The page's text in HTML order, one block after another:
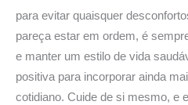
para evitar quaisquer
pareça estar em ordem, é
e manter um estilo de vida
positiva para incorporar ainda
cotidiano. Cuide de si mesmo, e